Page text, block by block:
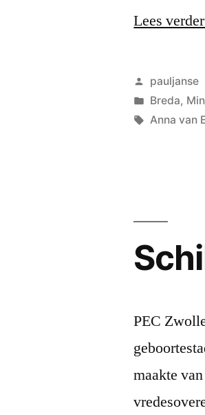
Lees verder
Geplaatst
door
pauljanse
Geplaatst
in
Breda,
Tags:
Anna van
PEC
maakte